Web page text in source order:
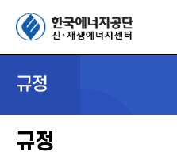
규정
규정